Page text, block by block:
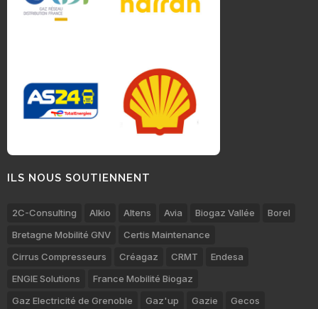
ILS NOUS SOUTIENNENT
2C-Consulting Alkio Altens Avia Biogaz Vallée
Borel
Bretagne Mobilité GNV
Certis Maintenance
Cirrus Compresseurs
Créagaz CRMT
Endesa
ENGIE Solutions
France Mobilité Biogaz
Gaz Electricité de Grenoble
Gaz'up Gazie Gecos